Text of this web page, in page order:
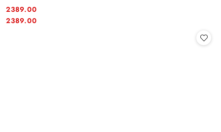
Cena:
2389.00
Cena:
2389.00